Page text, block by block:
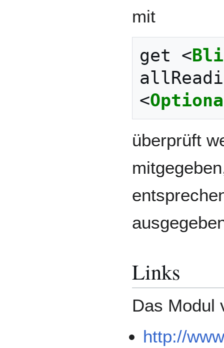
mit
get <
<
überprüft
Links
Das Modul
http://